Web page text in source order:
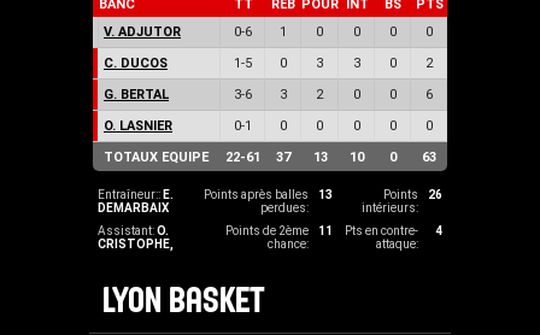
BANC
TT REB POUR INT BS
PTS
V. ADJUTOR
0-6 1 0 0 0
0
C. DUCOS
1-5 0 3 3 0
2
G. BERTAL
3-6 3 2 0 0
6
O. LASNIER
0-1 0 0 0 0
0
TOTAUX EQUIPE
22-61 37 13 10 0 63
Entraîneur:: E.
DEMARBAIX
Points après balles
perdues:
13
Points
intérieurs:
26
Assistant:O.
CRISTOPHE
Points de 2ème
chance:
11
Pts en contre-
attaque:
4
LYON BASKET